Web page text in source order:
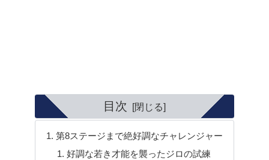
目次
第8ステージまで絶好調なチャレンジャー
好調な若き才能を襲ったジロの試練